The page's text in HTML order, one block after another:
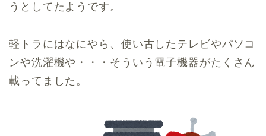
うとしてたようです。
軽トラにはなにやら、使い古したテレビやパソコ
ンや洗濯機や・・・そういう電子機器がたくさん
載ってました。